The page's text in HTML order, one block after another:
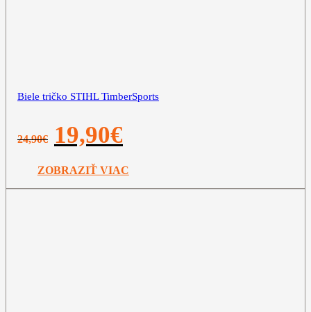
Biele tričko STIHL TimberSports
24,90€
Pôvodná
cena
24,90€.
19,90€
19,90€.
ZOBRAZIŤ VIAC